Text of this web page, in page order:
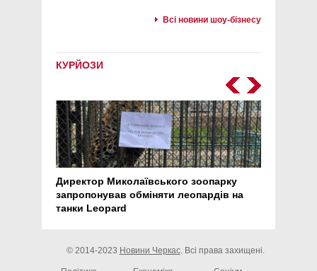
Всі новини шоу-бізнесу
КУРЙОЗИ
Директор Миколаївського зоопарку
запропонував обміняти леопардів на
танки Leopard
© 2014-2023 Новини Черкас. Всі права захищені.